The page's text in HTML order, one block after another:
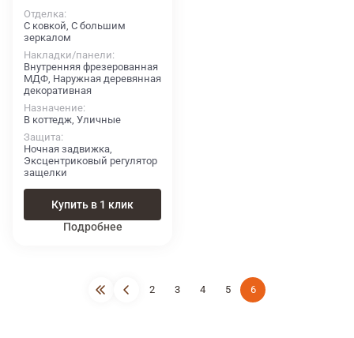
Отделка
С ковкой, С большим
зеркалом
Накладки/панели
Внутренняя фрезерованная
МДФ, Наружная деревянная
декоративная
Назначение
В коттедж, Уличные
Защита
Ночная задвижка,
Эксцентриковый регулятор
защелки
Купить в 1 клик
Подробнее
2 3 4 5 6